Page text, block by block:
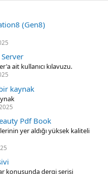
(Gen8)
ait kullanıcı kılavuzu.
kaynak
Pdf Book
yer aldığı yüksek kaliteli
konusunda dergi serisi